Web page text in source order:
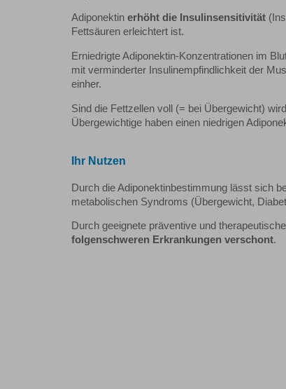
Adiponektin erhöht die Insulinsensitivität
Fettsäuren erleichtert ist.
Erniedrigte Adiponektin-Konzentrationen im
mit verminderter Insulinempfindlichkeit der
einher.
Sind die Fettzellen voll (= bei Übergewicht)
Übergewichtige haben einen niedrigen
Ihr Nutzen
Durch die Adiponektinbestimmung lässt sich
metabolischen Syndroms (Übergewicht,
Durch geeignete präventive und
folgenschweren Erkrankungen verschont.